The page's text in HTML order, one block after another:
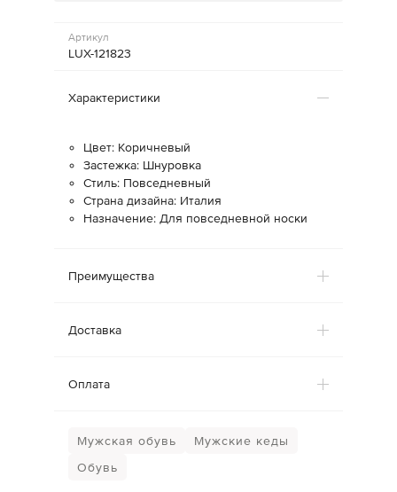
Артикул
LUX-121823
Характеристики
Цвет: Коричневый
Застежка: Шнуровка
Стиль: Повседневный
Страна дизайна: Италия
Назначение: Для повседневной носки
Преимущества
Доставка
Оплата
Мужская обувь
Мужские кеды
Обувь